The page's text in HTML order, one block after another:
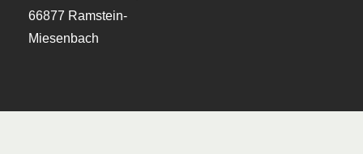
66877 Ramstein-
Miesenbach